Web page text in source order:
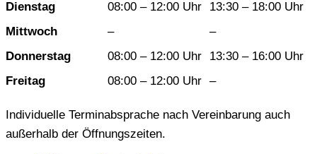
Dienstag 08:00 – 12:00 Uhr
13:30 – 18:00 Uhr
Mittwoch
–
–
Donnerstag
08:00 – 12:00 Uhr
13:30 – 16:00 Uhr
Freitag
08:00 – 12:00 Uhr –
Individuelle Terminabsprache nach Vereinbarung auch
außerhalb der Öffnungszeiten.